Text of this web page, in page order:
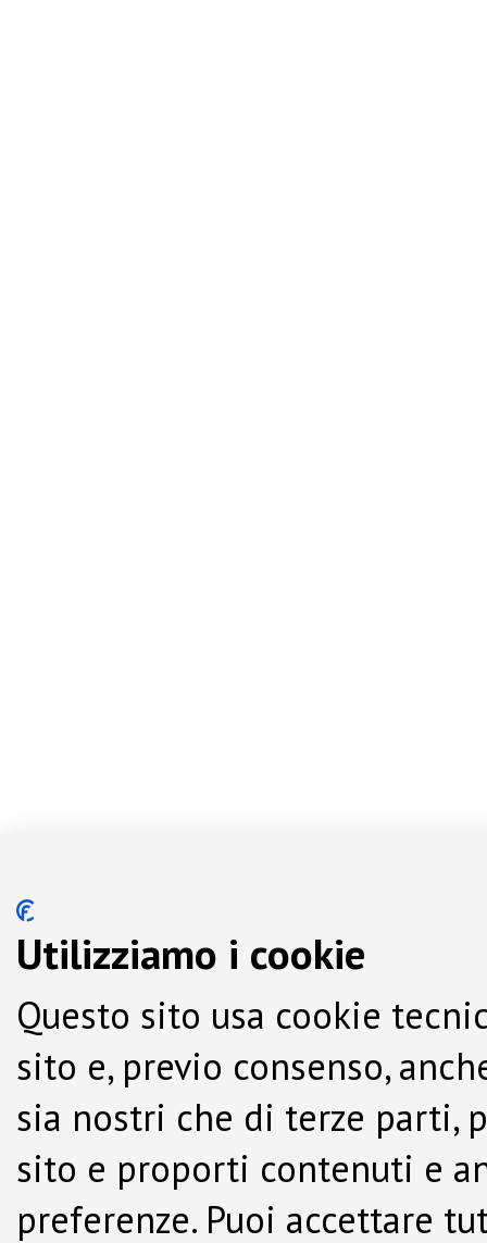
Utilizziamo i cookie
Questo sito usa cookie
sito e, previo consenso,
sia nostri che di terze parti,
sito e proporti contenuti e
preferenze. Puoi accettare